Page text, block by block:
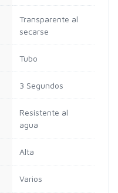
Transparente al
secarse
Tubo
3 Segundos
Resistente al
agua
Alta
Varios